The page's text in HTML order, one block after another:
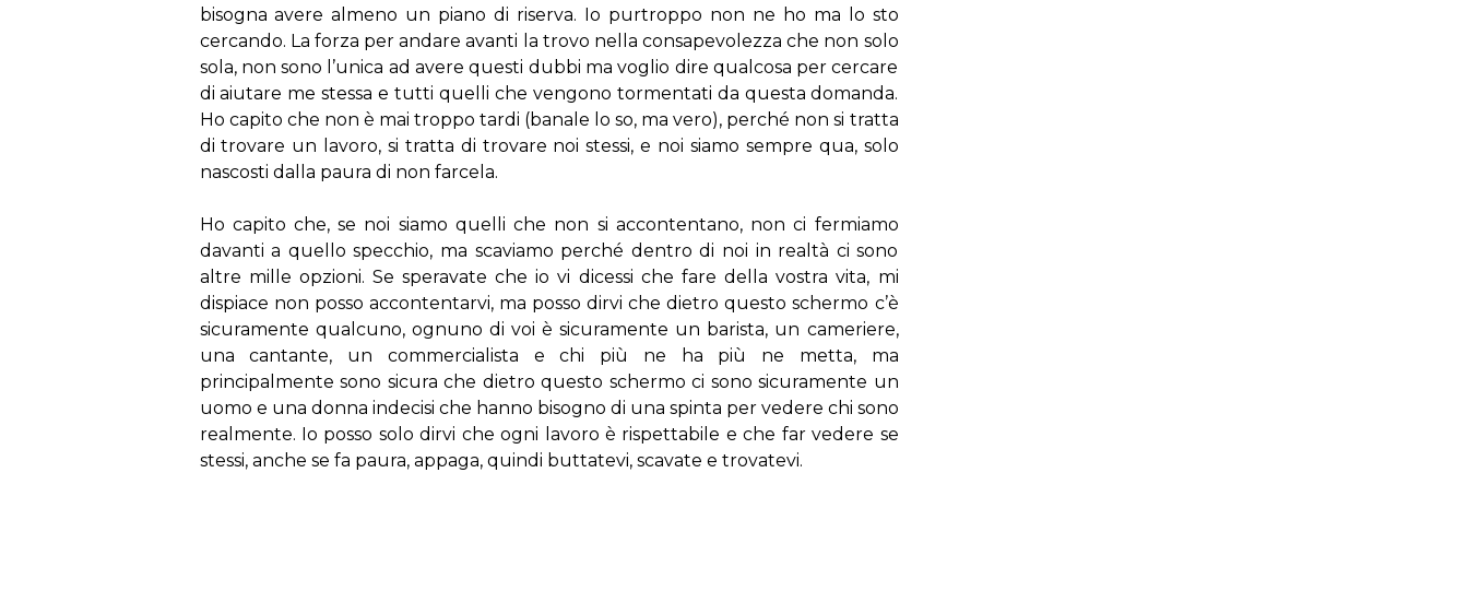
bisogna avere almeno un piano di riserva. Io purtroppo non ne ho ma lo sto
cercando. La forza per andare avanti la trovo nella consapevolezza che non solo
sola, non sono l’unica ad avere questi dubbi ma voglio dire qualcosa per cercare
di aiutare me stessa e tutti quelli che vengono tormentati da questa domanda.
Ho capito che non è mai troppo tardi (banale lo so, ma vero), perché non si tratta
di trovare un lavoro, si tratta di trovare noi stessi, e noi siamo sempre qua, solo
nascosti dalla paura di non farcela.
Ho capito che, se noi siamo quelli che non si accontentano, non ci fermiamo
davanti a quello specchio, ma scaviamo perché dentro di noi in realtà ci sono
altre mille opzioni. Se speravate che io vi dicessi che fare della vostra vita, mi
dispiace non posso accontentarvi, ma posso dirvi che dietro questo schermo c’è
sicuramente qualcuno, ognuno di voi è sicuramente un barista, un cameriere,
una cantante, un commercialista e chi più ne ha più ne metta, ma
principalmente sono sicura che dietro questo schermo ci sono sicuramente un
uomo e una donna indecisi che hanno bisogno di una spinta per vedere chi sono
realmente. Io posso solo dirvi che ogni lavoro è rispettabile e che far vedere se
stessi, anche se fa paura, appaga, quindi buttatevi, scavate e trovatevi.